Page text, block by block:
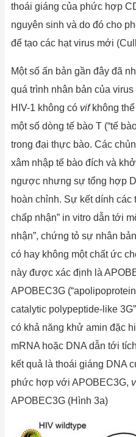
thoái giáng của phức hợp
nguyên sinh và do đó cho
để tạo các hạt virus mới
Một số ấn bản gần đây đã
quá trình nhân bản của
HIV-1 không có vifkhông thể
một số dòng tế bào T (“tế
trong đại thực bào. Các
xâm nhập tế bào đích và
ngược nhưng sự tổng hợp
hoàn chỉnh. Sự kết dính các
chấp nhận” in vitro dẫn tới
nhận”, chứng tỏ sự nhân
có hay không một chất ức
này được xác định là
APOBEC3G
catalytic polypeptide-like
có khả năng khử amin đặc
mRNA hoặc DNA dẫn tới
kết quả là thoái giáng DNA
phức hợp với APOBEC3G,
APOBEC3G (Hình 3a)